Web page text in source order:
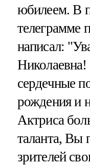
юбилеем. В
телеграмме
написал:
сердечные
рождения и
Актриса
таланта, Вы
зрителей